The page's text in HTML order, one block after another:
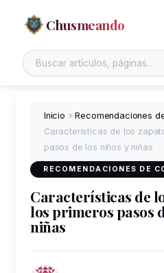
Chusmeando
Inicio »Recomendaciones
Características de los
pasos de los niños y niñas
RECOMENDACIONES DE
Características de
los primeros pasos
niñas